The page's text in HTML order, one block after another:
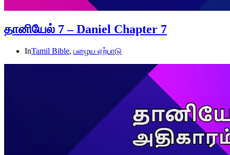
தானியேல் 7 – Daniel Chapter 7
InTamil Bible, பழைய ஏற்பாடு